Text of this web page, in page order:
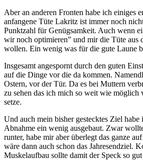
Aber an anderen Fronten habe ich einiges
anfangene Tüte Lakritz ist immer noch
Punktzahl für Genügsamkeit. Auch wenn
wir noch optimieren” und mir die Tüte aus
wollen. Ein wenig was für die gute Laune
Insgesamt angespornt durch den guten
auf die Dinge vor die da kommen.
Ostern, vor der Tür. Da es bei Muttern
zu sehen das ich mich so weit wie möglich
setze.
Und auch mein bisher gestecktes Ziel habe
Abnahme ein wenig ausgebaut. Zwar
runter, habe mir aber überlegt das ganze
wäre dann auch schon das Jahresendziel.
Muskelaufbau sollte damit der Speck so